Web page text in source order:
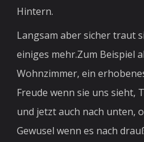
Hintern.
Langsam aber sicher traut
einiges mehr.Zum Beispiel
Wohnzimmer, ein
Freude wenn sie uns sieht,
und jetzt auch nach unten,
Gewusel wenn es nach